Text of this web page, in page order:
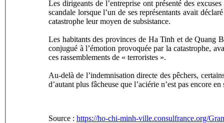
Les dirigeants de l’entreprise ont présenté des
scandale lorsque l’un de ses représentants avait
catastrophe leur moyen de subsistance.
Les habitants des provinces de Ha Tinh et de Quang
conjugué à l’émotion provoquée par la catastrophe,
ces rassemblements de « terroristes ».
Au-delà de l’indemnisation directe des pêchers,
d’autant plus fâcheuse que l’aciérie n’est pas encore
Source : https://ho-chi-minh-ville.consulfrance.org/